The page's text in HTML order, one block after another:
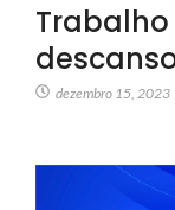
dezembro 15, 2023